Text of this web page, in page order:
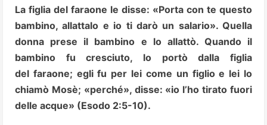
La figlia del faraone le disse: «Porta con te questo
bambino, allattalo e io ti darò un salario». Quella
donna prese il bambino e lo allattò. Quando il
bambino fu cresciuto, lo portò dalla figlia
del faraone; egli fu per lei come un figlio e lei lo
chiamò Mosè; «perché», disse: «io l’ho tirato fuori
delle acque» (Esodo 2:5-10).